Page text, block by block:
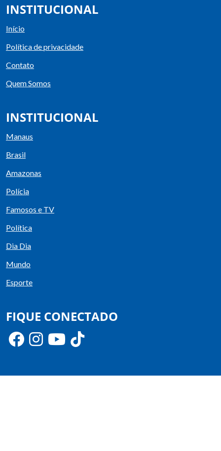
INSTITUCIONAL
Início
Política de privacidade
Contato
Quem Somos
INSTITUCIONAL
Manaus
Brasil
Amazonas
Polícia
Famosos e TV
Política
Dia Dia
Mundo
Esporte
FIQUE CONECTADO